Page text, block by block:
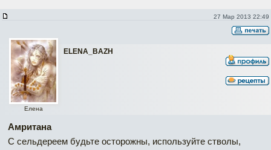
27 Мар 2013 22:49
ELENA_BAZH
Елена
Амритана
С сельдереем будьте осторожны, используйте стволы,